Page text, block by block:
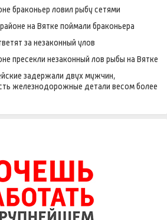
браконьер ловил рыбу сетями
на Вятке поймали браконьера
за незаконный улов
пресекли незаконный лов рыбы на Вятке
задержали двух мужчин,
железнодорожные детали весом более